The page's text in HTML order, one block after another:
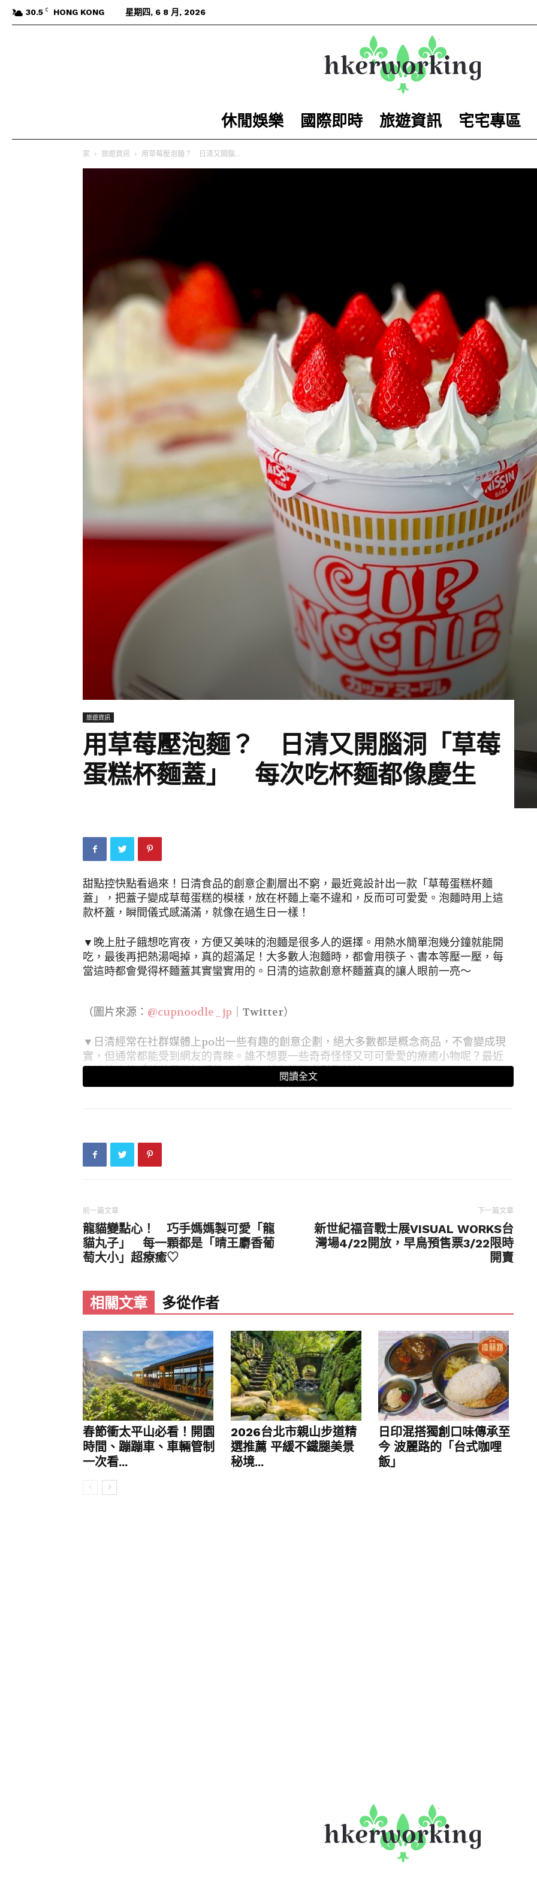
30.5 C HONG KONG 星期四, 6 8 月, 2026
休閒娛樂 國際即時 旅遊資訊 宅宅專區
家 旅遊資訊 用草莓壓泡麵？ 日清又開腦...
旅遊資訊
用草莓壓泡麵？ 日清又開腦洞「草莓
蛋糕杯麵蓋」 每次吃杯麵都像慶生
甜點控快點看過來！日清食品的創意企劃層出不窮，最近竟設計出一款「草莓蛋糕杯麵
蓋」，把蓋子變成草莓蛋糕的模樣，放在杯麵上毫不違和，反而可可愛愛。泡麵時用上這
款杯蓋，瞬間儀式感滿滿，就像在過生日一樣！
▼晚上肚子餓想吃宵夜，方便又美味的泡麵是很多人的選擇。用熱水簡單泡幾分鐘就能開
吃，最後再把熱湯喝掉，真的超滿足！大多數人泡麵時，都會用筷子、書本等壓一壓，每
當這時都會覺得杯麵蓋其實蠻實用的。日清的這款創意杯麵蓋真的讓人眼前一亮～
（圖片來源： @cupnoodle_jp ｜Twitter）
▼日清經常在社群媒體上po出一些有趣的創意企劃，絕大多數都是概念商品，不會變成現
實，但通常都能受到網友的青睞。誰不想要一些奇奇怪怪又可可愛愛的療癒小物呢？最近
日清推出的「草莓蛋糕杯麵蓋」企劃，就在推特上引發討論！
▼這款杯麵蓋的外觀是草莓蛋糕的模樣，上面還點綴著幾顆紅通通的草莓，只看就讓人口
水直流。將這款杯蓋放在杯麵上，可愛程度翻倍～
閱讀全文
前一篇文章
龍貓變點心！ 巧手媽媽製可愛「龍
貓丸子」 每一顆都是「晴王麝香葡
萄大小」超療癒♡
下一篇文章
新世紀福音戰士展VISUAL WORKS台
灣場4/22開放，早鳥預售票3/22限時
開賣
相關文章 多從作者
春節衝太平山必看！開園
時間、蹦蹦車、車輛管制
一次看...
2026台北市親山步道精
選推薦 平緩不鐵腿美景
秘境...
日印混搭獨創口味傳承至
今 波麗路的「台式咖哩
飯」